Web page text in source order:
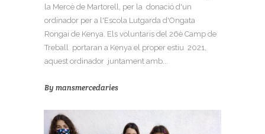
la Mercè de Martorell, per la donació d'un
ordinador per a l'Escola Lutgarda d'Ongata
Rongai de Kenya. Els voluntaris del 26è Camp de
Treball portaran a Kenya el proper estiu 2021,
aquest ordinador juntament amb...
By mansmercedaries